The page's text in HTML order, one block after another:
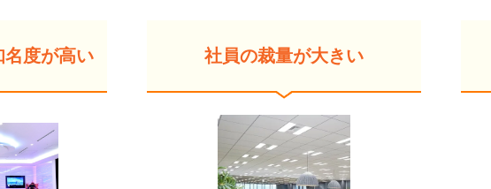
名度が高い 社員の裁量が大きい